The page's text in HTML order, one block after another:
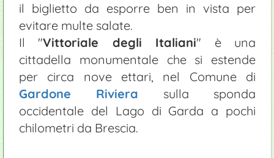
il biglietto da esporre ben in vista per
evitare multe salate.
Il "Vittoriale degli Italiani" è una
cittadella monumentale che si estende
per circa nove ettari, nel Comune di
Gardone Riviera sulla sponda
occidentale del Lago di Garda a pochi
chilometri da Brescia.